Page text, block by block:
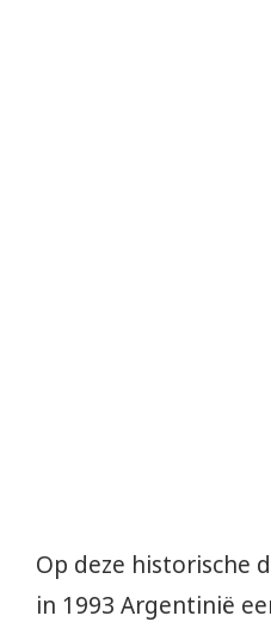
Op deze historische
in 1993 Argentinië